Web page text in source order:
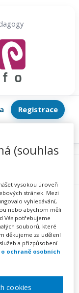
Registrace
v
(souhlas
vysokou úroveň
stránek. Mezi
vyhledávání,
nebo abychom měli
Vás potřebujeme
souborů, které
děkujeme za udělení
a přizpůsobení
ochraně osobních
cookies